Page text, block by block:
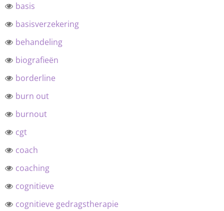
basis
basisverzekering
behandeling
biografieën
borderline
burn out
burnout
cgt
coach
coaching
cognitieve
cognitieve gedragstherapie